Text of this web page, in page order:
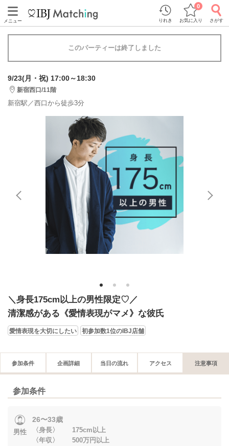
メニュー りれき お気に入り
0
さがす
このパーティーは終了しました
9/23(月・祝) 17:00～18:30
新宿西口/11階
新宿駅／西口から徒歩3分
1 2 3
＼身長175cm以上の男性限定♡／
清潔感がある《愛情表現がマメ》な彼氏
愛情表現を大切にしたい 初参加数1位のIBJ店舗
参加条件 企画詳細 当日の流れ アクセス 注意事項
参加条件
男性
26〜33歳
〈身長〉 175cm以上
〈年収〉 500万円以上